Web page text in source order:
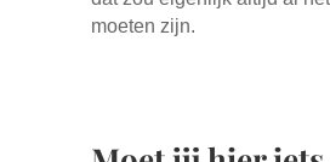
moeten zijn.